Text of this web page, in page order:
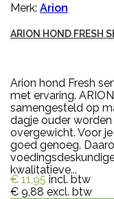
Merk: Arion
ARION HOND FRESH
Arion hond Fresh
met ervaring.
samengesteld op
dagje ouder
overgewicht. Voor
goed genoeg.
kwalitatieve...
€ 11,95 incl. btw
€ 9,88 excl. btw